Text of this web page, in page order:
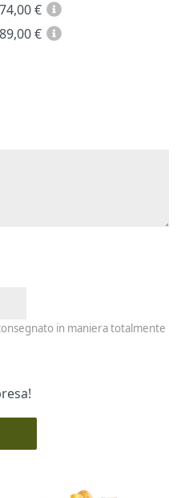
74,00€
89,00€
in maniera totalmente